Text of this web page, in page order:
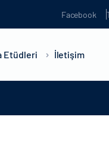
Facebook
Etüdleri İletişim